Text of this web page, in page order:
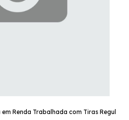
em Renda Trabalhada com Tiras Regul